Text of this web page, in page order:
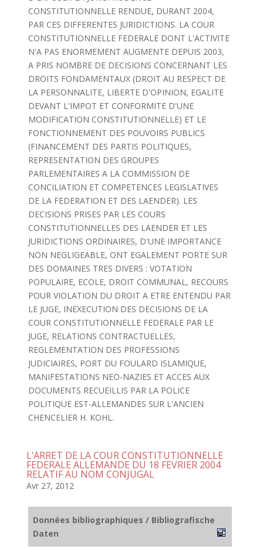
CONSTITUTIONNELLE RENDUE, DURANT 2004,
PAR CES DIFFERENTES JURIDICTIONS. LA COUR
CONSTITUTIONNELLE FEDERALE DONT L'ACTIVITE
N'A PAS ENORMEMENT AUGMENTE DEPUIS 2003,
A PRIS NOMBRE DE DECISIONS CONCERNANT LES
DROITS FONDAMENTAUX (DROIT AU RESPECT DE
LA PERSONNALITE, LIBERTE D'OPINION, EGALITE
DEVANT L'IMPOT ET CONFORMITE D'UNE
MODIFICATION CONSTITUTIONNELLE) ET LE
FONCTIONNEMENT DES POUVOIRS PUBLICS
(FINANCEMENT DES PARTIS POLITIQUES,
REPRESENTATION DES GROUPES
PARLEMENTAIRES A LA COMMISSION DE
CONCILIATION ET COMPETENCES LEGISLATIVES
DE LA FEDERATION ET DES LAENDER). LES
DECISIONS PRISES PAR LES COURS
CONSTITUTIONNELLES DES LAENDER ET LES
JURIDICTIONS ORDINAIRES, D'UNE IMPORTANCE
NON NEGLIGEABLE, ONT EGALEMENT PORTE SUR
DES DOMAINES TRES DIVERS : VOTATION
POPULAIRE, ECOLE, DROIT COMMUNAL, RECOURS
POUR VIOLATION DU DROIT A ETRE ENTENDU PAR
LE JUGE, INEXECUTION DES DECISIONS DE LA
COUR CONSTITUTIONNELLE FEDERALE PAR LE
JUGE, RELATIONS CONTRACTUELLES,
REGLEMENTATION DES PROFESSIONS
JUDICIAIRES, PORT DU FOULARD ISLAMIQUE,
MANIFESTATIONS NEO-NAZIES ET ACCES AUX
DOCUMENTS RECUEILLIS PAR LA POLICE
POLITIQUE EST-ALLEMANDES SUR L'ANCIEN
CHENCELIER H. KOHL.
L’ARRET DE LA COUR CONSTITUTIONNELLE
FEDERALE ALLEMANDE DU 18 FEVRIER 2004
RELATIF AU NOM CONJUGAL
Avr 27, 2012
Données bibliographiques / Bibliografische
Daten